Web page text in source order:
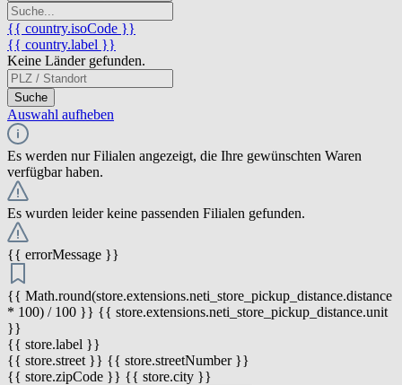
{{ country.isoCode }}
{{ country.label }}
Keine Länder gefunden.
Suche
Auswahl aufheben
Es werden nur Filialen angezeigt, die Ihre gewünschten Waren
verfügbar haben.
Es wurden leider keine passenden Filialen gefunden.
{{ errorMessage }}
{{ Math.round(store.extensions.neti_store_pickup_distance.distance
* 100) / 100 }} {{ store.extensions.neti_store_pickup_distance.unit
}}
{{ store.label }}
{{ store.street }} {{ store.streetNumber }}
{{ store.zipCode }} {{ store.city }}